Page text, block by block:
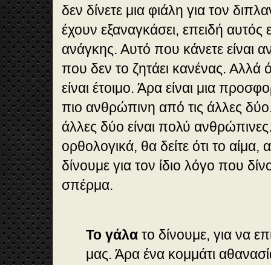
δεν δίνετε μια φιάλη για τον
έχουν εξαναγκάσει, επειδή αυτός
ανάγκης. Αυτό που κάνετε είναι
που δεν το ζητάει κανένας. Αλλά
είναι έτοιμο. Άρα είναι μια
πιο ανθρώπινη από τις άλλες
άλλες δύο είναι πολύ
ορθολογικά, θα δείτε ότι το αίμα,
δίνουμε για τον ίδιο λόγο που
σπέρμα.
Το γάλα το δίνουμε, για να
μας. Άρα ένα κομμάτι